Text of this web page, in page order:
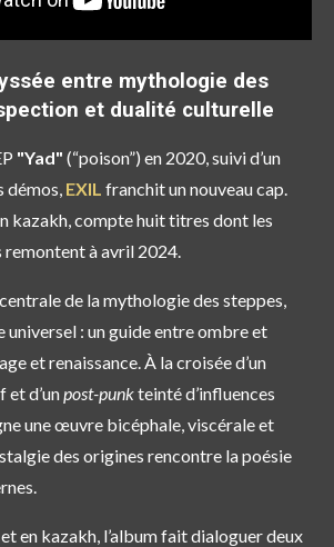
entre mythologie des
et dualité culturelle
"Yad" (“poison”) en 2020, suivi d’un
démos, EXIL franchit un nouveau cap.
kazakh, compte huit titres dont les
remontent à avril 2024.
de la mythologie des steppes,
: un guide entre ombre et
et renaissance. À la croisée d’un
d’unpost-punkteinté d’influences
une œuvre bicéphale, viscérale et
des origines rencontre la poésie
en kazakh, l’album fait dialoguer deux